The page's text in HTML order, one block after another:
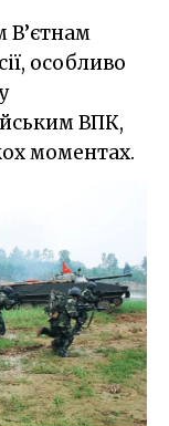
В’єтнам
особливо
ВПК,
моментах.